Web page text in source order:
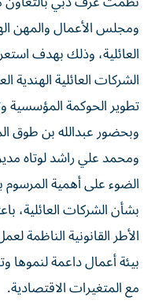
ومجلس الأعمال والمهن
العائلية، وذلك بهدف
الشركات العائلية الهندية
تطوير الحوكمة المؤسسية
وبحضور عبدالله بن طوق
ومحمد علي راشد لوتاه
بشأن الشركات العائلية،
الأطر القانونية الناظمة
بيئة أعمال داعمة لنموها
مع المتغيرات الاقتصادية.